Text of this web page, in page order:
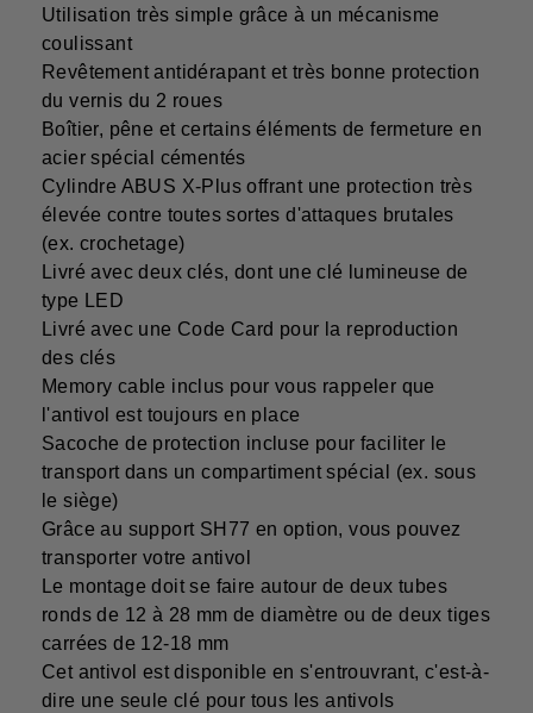
Utilisation très simple grâce à un mécanisme
coulissant
Revêtement antidérapant et très bonne protection
du vernis du 2 roues
Boîtier, pêne et certains éléments de fermeture en
acier spécial cémentés
Cylindre ABUS X-Plus offrant une protection très
élevée contre toutes sortes d'attaques brutales
(ex. crochetage)
Livré avec deux clés, dont une clé lumineuse de
type LED
Livré avec une Code Card pour la reproduction
des clés
Memory cable inclus pour vous rappeler que
l'antivol est toujours en place
Sacoche de protection incluse pour faciliter le
transport dans un compartiment spécial (ex. sous
le siège)
Grâce au support SH77 en option, vous pouvez
transporter votre antivol
Le montage doit se faire autour de deux tubes
ronds de 12 à 28 mm de diamètre ou de deux tiges
carrées de 12-18 mm
Cet antivol est disponible en s'entrouvrant, c'est-à-
dire une seule clé pour tous les antivols